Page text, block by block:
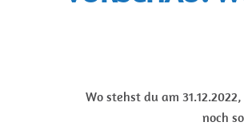
Wo stehst du am
noch